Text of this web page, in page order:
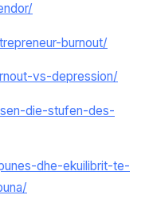
burnout/
vs-depression/
die-stufen-des-
dhe-ekuilibrit-te-